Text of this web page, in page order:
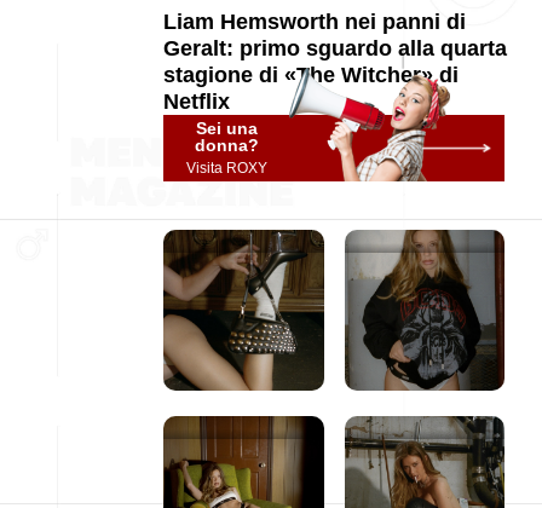
Liam Hemsworth nei panni di
Geralt: primo sguardo alla quarta
stagione di «The Witcher» di
Netflix
Sei una
donna?
Visita ROXY